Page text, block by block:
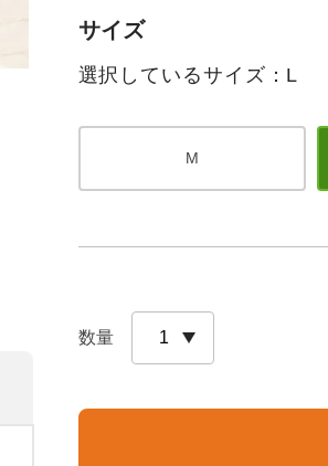
サイズ
選択しているサイズ：L
M
数量